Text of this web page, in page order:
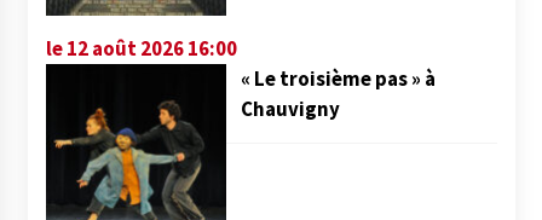
le 12 août 2026 16:00
« Le troisième pas » à
Chauvigny